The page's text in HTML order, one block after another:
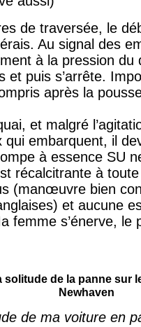
de traversée, le
Au signal des
à la pression du
et puis s’arrête.
après la
et malgré
qui embarquent, il
à essence SU
récalcitrante à
(manœuvre bien
et aucune
femme s’énerve, le
solitude de la panne sur
Newhaven
de ma voiture en